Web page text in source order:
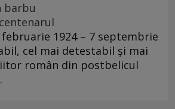
barbu
februarie 1924 – 7 septembrie
cel mai detestabil și mai
român din postbelicul